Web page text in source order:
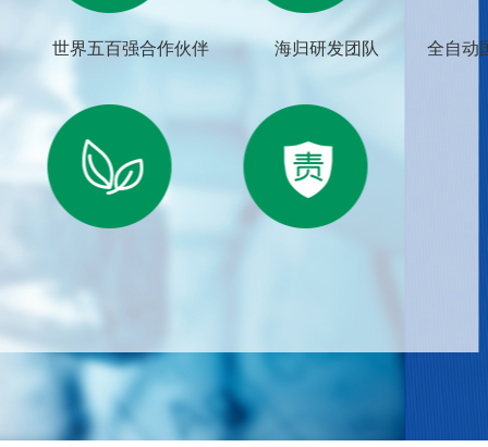
世界五百强合作伙伴 海归研发团队 全自动